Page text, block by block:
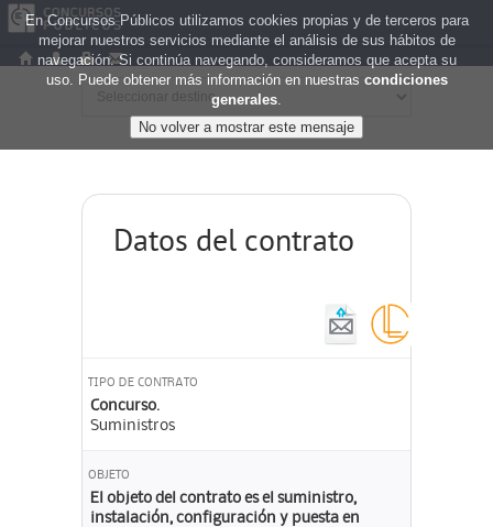
Datos del contrato
TIPO DE CONTRATO
Concurso.
Suministros
OBJETO
El objeto del contrato es el suministro,
instalación, configuración y puesta en
En Concursos Públicos utilizamos cookies propias y de terceros para
mejorar nuestros servicios mediante el análisis de sus hábitos de
navegación. Si continúa navegando, consideramos que acepta su
uso. Puede obtener más información en nuestras condiciones
generales.